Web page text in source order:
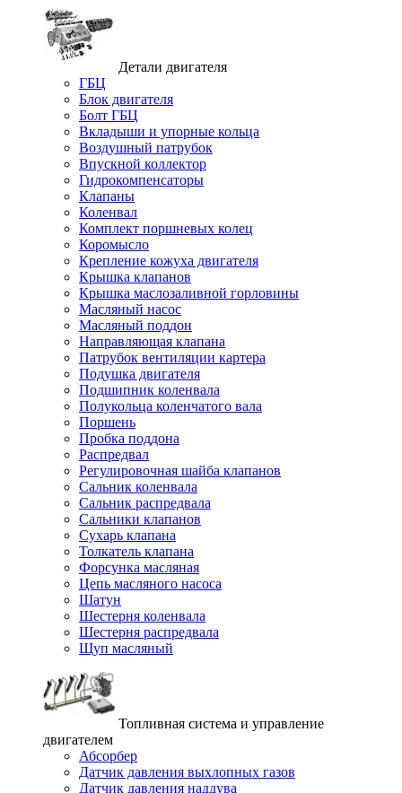
Детали двигателя
ГБЦ
Блок двигателя
Болт ГБЦ
Вкладыши и упорные кольца
Воздушный патрубок
Впускной коллектор
Гидрокомпенсаторы
Клапаны
Коленвал
Комплект поршневых колец
Коромысло
Крепление кожуха двигателя
Крышка клапанов
Крышка маслозаливной горловины
Масляный насос
Масляный поддон
Направляющая клапана
Патрубок вентиляции картера
Подушка двигателя
Подшипник коленвала
Полукольца коленчатого вала
Поршень
Пробка поддона
Распредвал
Регулировочная шайба клапанов
Сальник коленвала
Сальник распредвала
Сальники клапанов
Сухарь клапана
Толкатель клапана
Форсунка масляная
Цепь масляного насоса
Шатун
Шестерня коленвала
Шестерня распредвала
Щуп масляный
Топливная система и управление
двигателем
Абсорбер
Датчик давления выхлопных газов
Датчик давления наддува